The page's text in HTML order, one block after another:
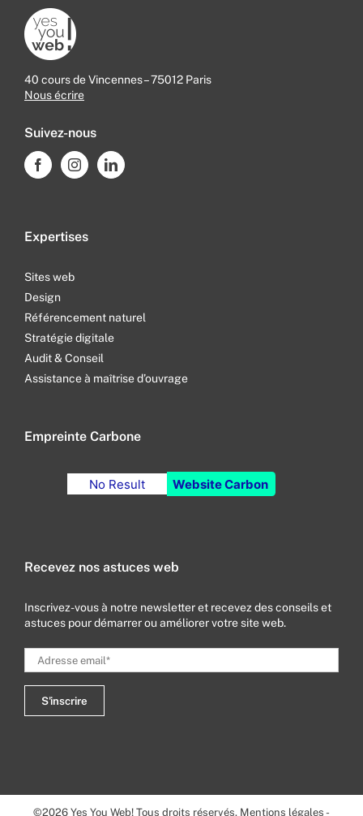
40 cours de Vincennes – 75012 Paris
Nous écrire
Suivez-nous
Expertises
Sites web
Design
Référencement naturel
Stratégie digitale
Audit & Conseil
Assistance à maîtrise d’ouvrage
Empreinte Carbone
No Result Website Carbon
Recevez nos astuces web
Inscrivez-vous à notre newsletter et recevez des conseils et
astuces pour démarrer ou améliorer votre site web.
©2026 Yes You Web! Tous droits réservés. Mentions légales -